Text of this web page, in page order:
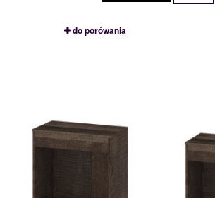
do porówania